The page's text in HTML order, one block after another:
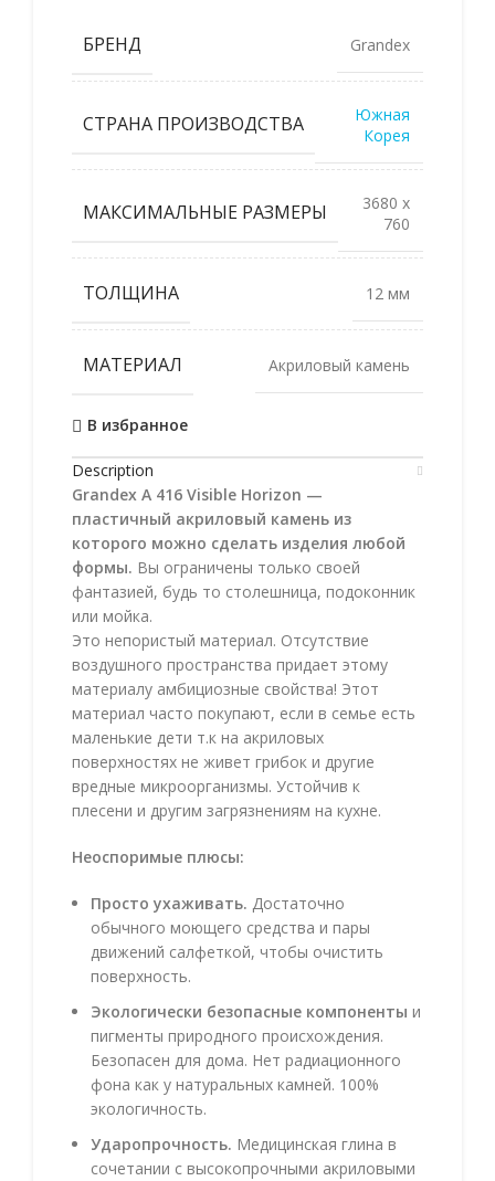
БРЕНД Grandex
СТРАНА ПРОИЗВОДСТВА
Южная
Корея
МАКСИМАЛЬНЫЕ РАЗМЕРЫ
3680 x
760
ТОЛЩИНА 12 мм
МАТЕРИАЛ Акриловый камень
В избранное
Description
Grandex A 416 Visible Horizon —
пластичный акриловый камень из
которого можно сделать изделия любой
формы. Вы ограничены только своей
фантазией, будь то столешница, подоконник
или мойка.
Это непористый материал. Отсутствие
воздушного пространства придает этому
материалу амбициозные свойства! Этот
материал часто покупают, если в семье есть
маленькие дети т.к на акриловых
поверхностях не живет грибок и другие
вредные микроорганизмы. Устойчив к
плесени и другим загрязнениям на кухне.
Неоспоримые плюсы:
Просто ухаживать. Достаточно
обычного моющего средства и пары
движений салфеткой, чтобы очистить
поверхность.
Экологически безопасные компоненты и
пигменты природного происхождения.
Безопасен для дома. Нет радиационного
фона как у натуральных камней. 100%
экологичность.
Ударопрочность. Медицинская глина в
сочетании с высокопрочными акриловыми